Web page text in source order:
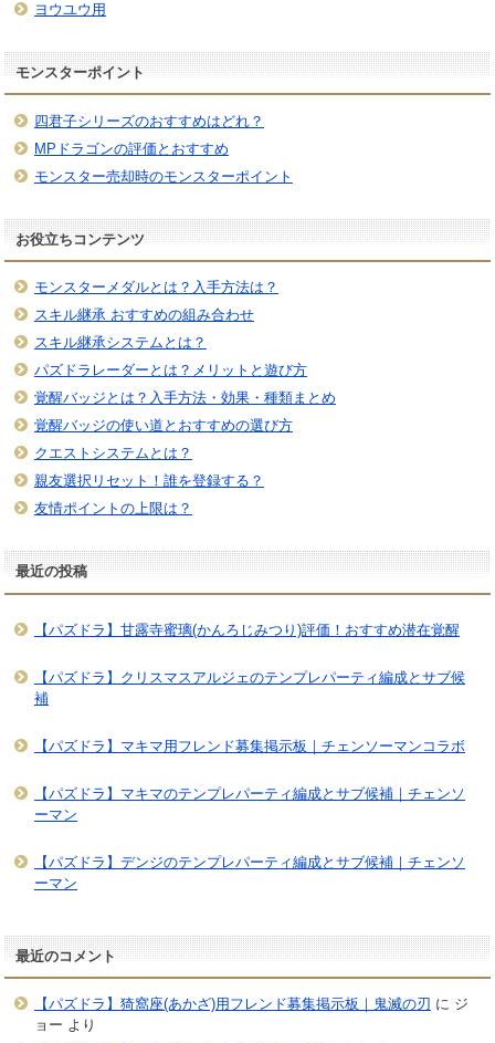
ヨウユウ用
モンスターポイント
四君子シリーズのおすすめはどれ？
MPドラゴンの評価とおすすめ
モンスター売却時のモンスターポイント
お役立ちコンテンツ
モンスターメダルとは？入手方法は？
スキル継承 おすすめの組み合わせ
スキル継承システムとは？
パズドラレーダーとは？メリットと遊び方
覚醒バッジとは？入手方法・効果・種類まとめ
覚醒バッジの使い道とおすすめの選び方
クエストシステムとは？
親友選択リセット！誰を登録する？
友情ポイントの上限は？
最近の投稿
【パズドラ】甘露寺蜜璃(かんろじみつり)評価！おすすめ潜在覚醒
【パズドラ】クリスマスアルジェのテンプレパーティ編成とサブ候
補
【パズドラ】マキマ用フレンド募集掲示板｜チェンソーマンコラボ
【パズドラ】マキマのテンプレパーティ編成とサブ候補｜チェンソ
ーマン
【パズドラ】デンジのテンプレパーティ編成とサブ候補｜チェンソ
ーマン
最近のコメント
【パズドラ】猗窩座(あかざ)用フレンド募集掲示板｜鬼滅の刃 に ジ
ョー より